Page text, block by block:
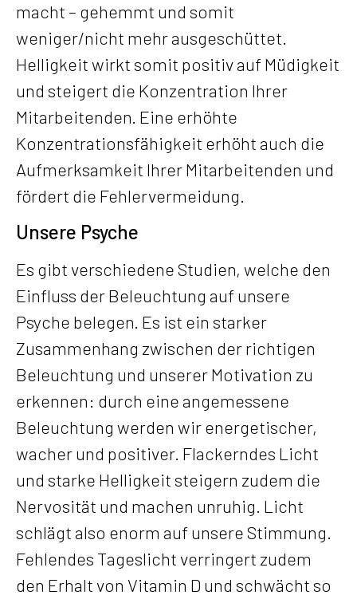
macht – gehemmt und somit
weniger/nicht mehr ausgeschüttet.
Helligkeit wirkt somit positiv auf Müdigkeit
und steigert die Konzentration Ihrer
Mitarbeitenden. Eine erhöhte
Konzentrationsfähigkeit erhöht auch die
Aufmerksamkeit Ihrer Mitarbeitenden und
fördert die Fehlervermeidung.
Unsere Psyche
Es gibt verschiedene Studien, welche den
Einfluss der Beleuchtung auf unsere
Psyche belegen. Es ist ein starker
Zusammenhang zwischen der richtigen
Beleuchtung und unserer Motivation zu
erkennen: durch eine angemessene
Beleuchtung werden wir energetischer,
wacher und positiver. Flackerndes Licht
und starke Helligkeit steigern zudem die
Nervosität und machen unruhig. Licht
schlägt also enorm auf unsere Stimmung.
Fehlendes Tageslicht verringert zudem
den Erhalt von Vitamin D und schwächt so